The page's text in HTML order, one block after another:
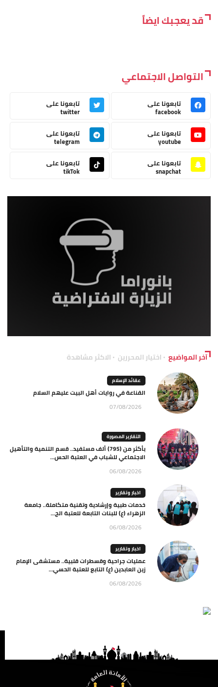
قد يعجبك ايضاً
التواصل الاجتماعي
تابعونا على
facebook
تابعونا على
twitter
تابعونا على
youtube
تابعونا على
telegram
تابعونا على
snapchat
تابعونا على
tikTok
آخر المواضيع اختيار المحررين الاكثر مشاهدة
عقائد الإسلام
القناعة في روايات أهل البيت عليهم السلام
07/08/2026
التقارير المصورة
بأكثر من (795) ألف مستفيد.. قسم التنمية والتأهيل
الاجتماعي للشباب في العتبة الحس...
06/08/2026
اخبار وتقارير
خدمات طبية وإرشادية وتقنية متكاملة.. جامعة
الزهراء (ع) للبنات التابعة للعتبة الح...
06/08/2026
اخبار وتقارير
عمليات جراحية وقسطرات قلبية.. مستشفى الإمام
زين العابدين (ع) التابع للعتبة الحسي...
06/08/2026